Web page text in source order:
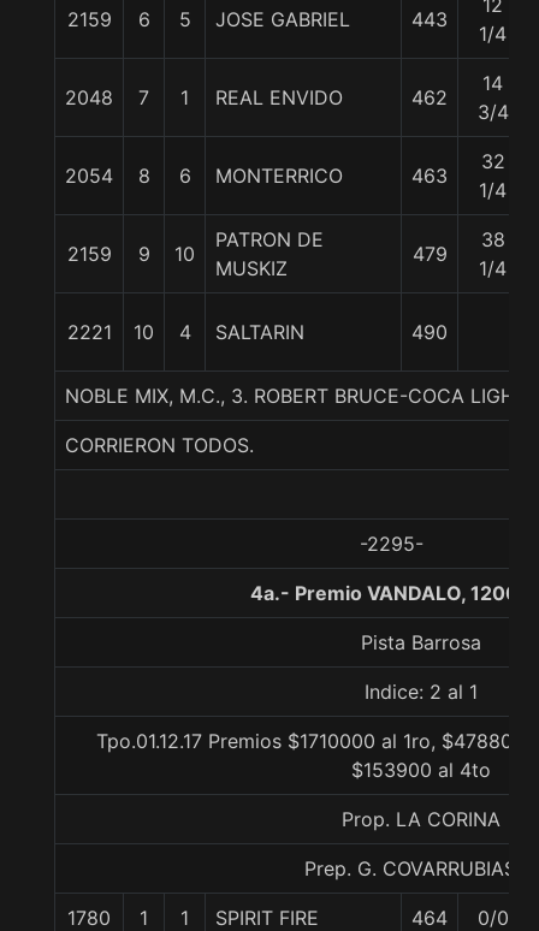
2159 6 5 JOSE GABRIEL 443
12
1/4
2048 7 1 REAL ENVIDO 462
14
3/4
2054 8 6 MONTERRICO 463
32
1/4
2159 9 10
PATRON DE
MUSKIZ
479
38
1/4
2221 10 4 SALTARIN 490
NOBLE MIX, M.C., 3. ROBERT BRUCE-COCA LIGHT-
CORRIERON TODOS.
-2295-
4a.- Premio VANDALO, 1200
Pista Barrosa
Indice: 2 al 1
Tpo.01.12.17 Premios $1710000 al 1ro,
$153900 al 4to
Prop. LA CORINA
Prep. G. COVARRUBIAS E.
1780 1 1 SPIRIT FIRE 464 0/0